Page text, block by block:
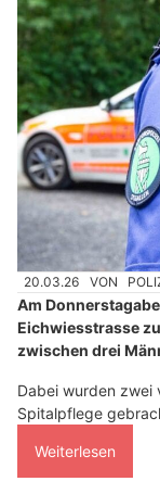
20.03.26 VON
Am
Eichwiesstrasse
zwischen drei
Dabei wurden zwei
Spitalpflege
Weiterlesen